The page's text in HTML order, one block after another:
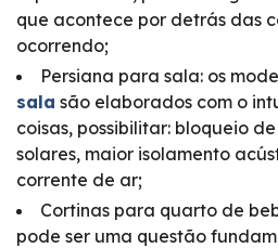
que acontece por detrás das
ocorrendo;
Persiana para sala: os
sala são elaborados com o
coisas, possibilitar: bloqueio
solares, maior isolamento
corrente de ar;
Cortinas para quarto de
pode ser uma questão